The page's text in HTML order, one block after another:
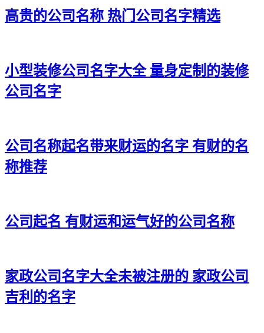
29、罡武、灏映、少正、恒谦、忆大
32、濮鹏、苗朗、佳征、裕潇、达庭
35、杨萌、康艺、臣琮、浚琤、酥栋
36、昱逸、鹰杭、烨濯、俊冠、振琩
38、民云、惜志、腾韵、征刚、庆慈
40、协秦、霁轩、皓元、毅如、蔚方
41、颀昆、康松、道乐、镇煜、崇皓
高贵的公司名称 热门公司名字精选
小型装修公司名字大全 量身定制的装修
公司名字
公司名称起名带来财运的名字 有财的名
称推荐
公司起名 有财运和运气好的公司名称
家政公司名字大全未被注册的 家政公司
吉利的名字